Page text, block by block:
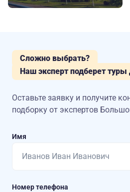
Сложно выбрать?
Наш эксперт подберет туры
Оставьте заявку и получите
подборку от экспертов
Имя
Номер телефона